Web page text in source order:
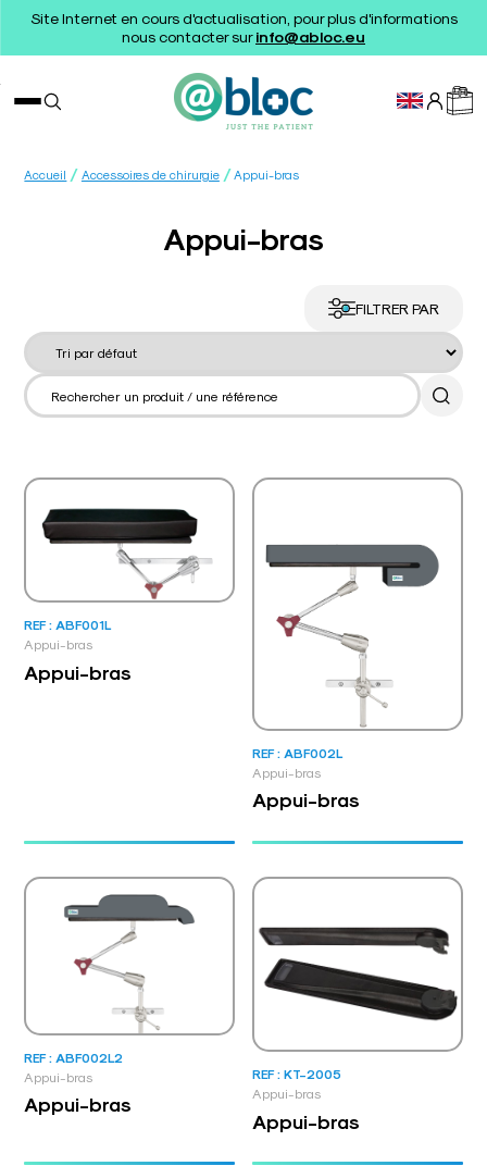
Site Internet en cours d'actualisation, pour plus d'informations
nous contacter surinfo@abloc.eu
Accueil / Accessoires de chirurgie / Appui-bras
Appui-bras
FILTRER PAR
Appui-bras
REF : ABF001L
Appui-bras
Appui-bras
REF : ABF002L
Appui-bras
Appui-bras
REF : ABF002L2
Appui-bras Appui-bras
REF : KT-2005
Appui-bras